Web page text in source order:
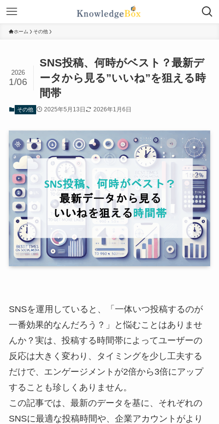
ホーム その他
SNS投稿、何時がベスト？最新デ
ータから見る”いいね”を狙える時
間帯
2026
1/06
その他 2025年5月13日 2026年1月6日
SNSを運用していると、「一体いつ投稿するのが
一番効果的なんだろう？」と悩むことはありませ
んか？実は、投稿する時間帯によってユーザーの
反応は大きく変わり、タイミングを少し工夫する
だけで、エンゲージメントが2倍から3倍にアップ
することも珍しくありません。
この記事では、最新のデータを基に、それぞれの
SNSに最適な投稿時間や、企業アカウントがより